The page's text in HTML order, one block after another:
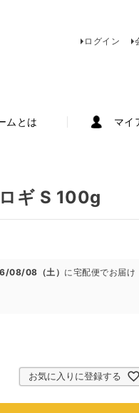
ログイン
ムとは マイ
ギ S 100g
08/08（土） に宅配便でお届け
お気に入りに登録する